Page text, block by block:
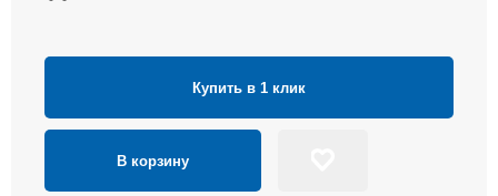
Купить в 1 клик
В корзину